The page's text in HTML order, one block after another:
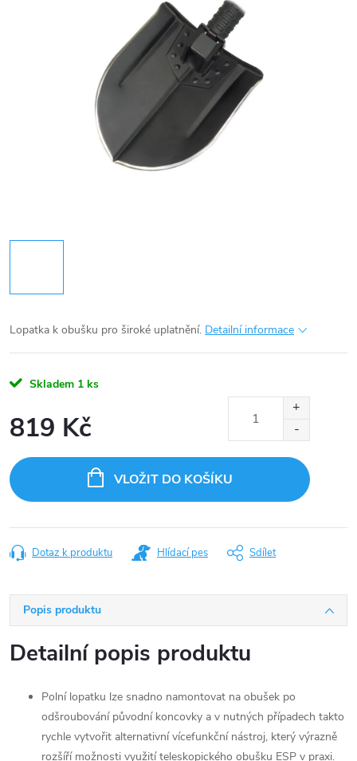
Lopatka k obušku pro široké uplatnění. Detailní informace
Skladem 1 ks
819 Kč
cena:
VLOŽIT DO KOŠÍKU
Dotaz k produktu Hlídací pes Sdílet
Popis produktu
Detailní popis produktu
Polní lopatku lze snadno namontovat na obušek po
odšroubování původní koncovky a v nutných případech takto
rychle vytvořit alternativní vícefunkční nástroj, který výrazně
rozšíří možnosti využití teleskopického obušku ESP v praxi.